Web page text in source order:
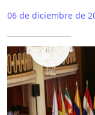
06 de diciembre de